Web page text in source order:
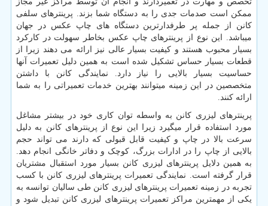
ممکن است صدمات جدی را به دستگاه شما بزند. پرینترهای سلفی
کانن از جمله پر طرفدارترین دستگاه های چاپ عکس در جهان
میباشد. این نوع از پرینترهای چاپ عکس بخاطر سهولت در کارکرد
بسیار محبوب هستند و کیفیت بسیار عالی نیز ارائه می دهند زیرا از
قطعات بسیار حساس تشکیل شده است به همین دلیل تعمیرات آنها
حساسیت بسیار بالایی را نیاز دارد. نمایندگی کانن با داشتن
متخصصین در این زمینه میتوانند بهترین خدمات تعمیراتی را به شما
ارائه کنند.
پرینترهای لیزری کانن به واسطه توان کاری خود در بیشتر مشاغل
مورد استفاده قرار میگیرد زیرا این نوع از پرینترهای کانن به دلیل
سرعت بالا در چاپ و کیفیت قابل قبولی که دارند می تواند حجم
بالایی از چاپ را در ادارات بزرگ، کوچک و دفاتر خانگی انجام دهد.
به همین دلایل پرینترهای لیزری کانن بسیار مورد استقبال مشتریان
قرار گرفته است. نمایندگی تعمیرات پرینترهای لیزری کانن با کسب
تجربه در زمینه تعمیرات پرینترهای لیزری کانن طی سالیان توانسه به
یکی از مهمترین مراکز تعمیرات پرینترهای لیزری کانن تبدیل شود و